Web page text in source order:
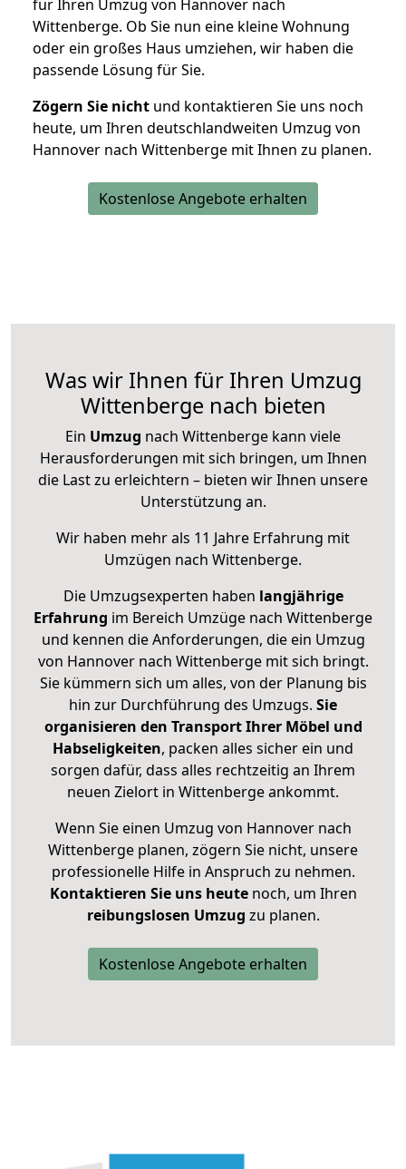
für Ihren Umzug von Hannover nach
Wittenberge. Ob Sie nun eine kleine Wohnung
oder ein großes Haus umziehen, wir haben die
passende Lösung für Sie.
Zögern Sie nicht und kontaktieren Sie uns noch
heute, um Ihren deutschlandweiten Umzug von
Hannover nach Wittenberge mit Ihnen zu planen.
Kostenlose Angebote erhalten
Was wir Ihnen für Ihren Umzug
Wittenberge nach bieten
Ein Umzug nach Wittenberge kann viele
Herausforderungen mit sich bringen, um Ihnen
die Last zu erleichtern – bieten wir Ihnen unsere
Unterstützung an.
Wir haben mehr als 11 Jahre Erfahrung mit
Umzügen nach Wittenberge.
Die Umzugsexperten haben langjährige
Erfahrung im Bereich Umzüge nach Wittenberge
und kennen die Anforderungen, die ein Umzug
von Hannover nach Wittenberge mit sich bringt.
Sie kümmern sich um alles, von der Planung bis
hin zur Durchführung des Umzugs. Sie
organisieren den Transport Ihrer Möbel und
Habseligkeiten, packen alles sicher ein und
sorgen dafür, dass alles rechtzeitig an Ihrem
neuen Zielort in Wittenberge ankommt.
Wenn Sie einen Umzug von Hannover nach
Wittenberge planen, zögern Sie nicht, unsere
professionelle Hilfe in Anspruch zu nehmen.
Kontaktieren Sie uns heutenoch, um Ihren
reibungslosen Umzug zu planen.
Kostenlose Angebote erhalten